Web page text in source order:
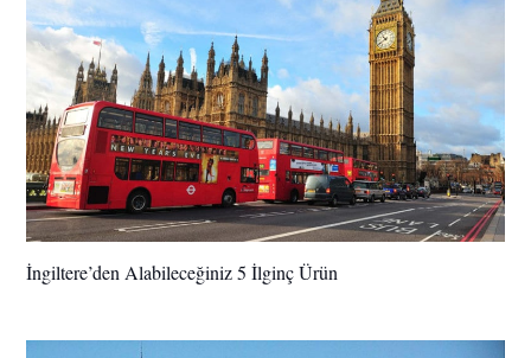
İngiltere’den Alabileceğiniz 5 İlginç Ürün